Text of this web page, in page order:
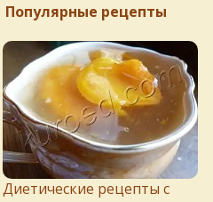
Популярные рецепты
Диетические рецепты с